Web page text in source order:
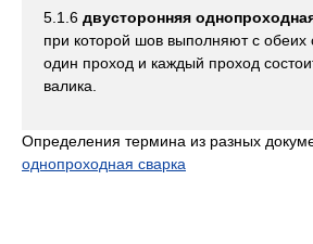
5.1.6 двусторонняя
при которой шов выполняют с обеих
один проход и каждый проход
валика.
Определения термина из разных
однопроходная сварка